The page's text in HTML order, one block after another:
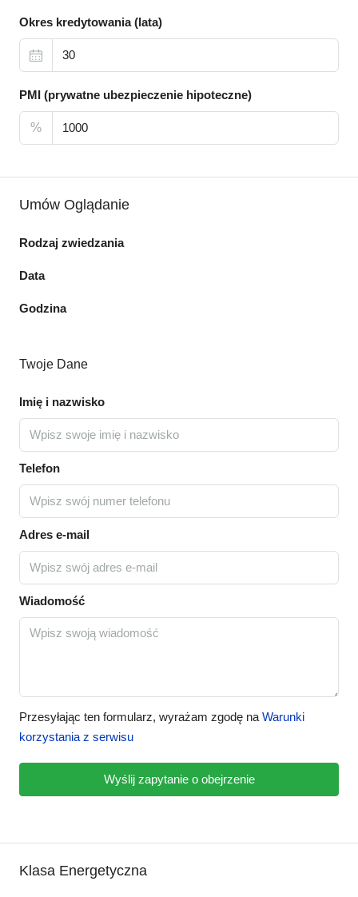
Okres kredytowania (lata)
PMI (prywatne ubezpieczenie hipoteczne)
%
Umów Oglądanie
Rodzaj zwiedzania
Data
Godzina
Twoje Dane
Imię i nazwisko
Telefon
Adres e-mail
Wiadomość
Przesyłając ten formularz, wyrażam zgodę na Warunki
korzystania z serwisu
Wyślij zapytanie o obejrzenie
Klasa Energetyczna